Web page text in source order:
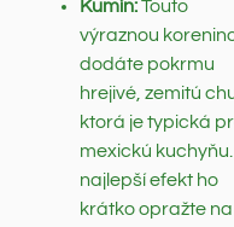
Kumín:Touto
výraznou
dodáte pokrmu
hrejivé, zemitú
ktorá je typická
mexickú
najlepší efekt ho
krátko opražte na